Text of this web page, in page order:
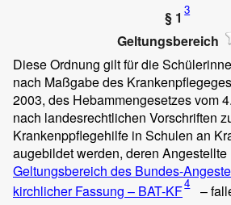
§ 1 3
Geltungsbereich
Diese Ordnung gilt für die
nach Maßgabe des
2003, des Hebammengesetzes vom
nach landesrechtlichen Vorschriften
Krankenppflegehilfe in Schulen an
augebildet werden, deren Angestellte
Geltungsbereich des Bundes-
kirchlicher Fassung – BAT-KF4 –